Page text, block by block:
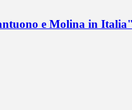
e Molina in